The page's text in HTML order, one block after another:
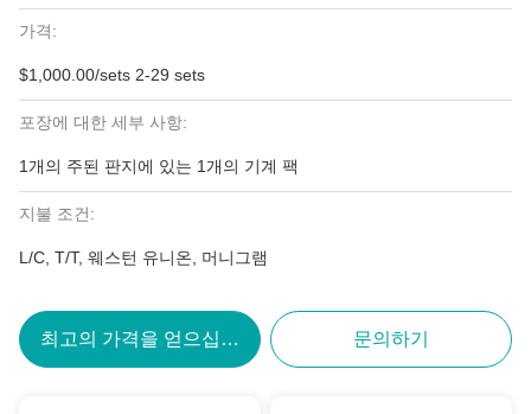
가격:
$1,000.00/sets 2-29 sets
포장에 대한 세부 사항:
1개의 주된 판지에 있는 1개의 기계 팩
지불 조건:
L/C, T/T, 웨스턴 유니온, 머니그램
최고의 가격을 얻으십시오 문의하기